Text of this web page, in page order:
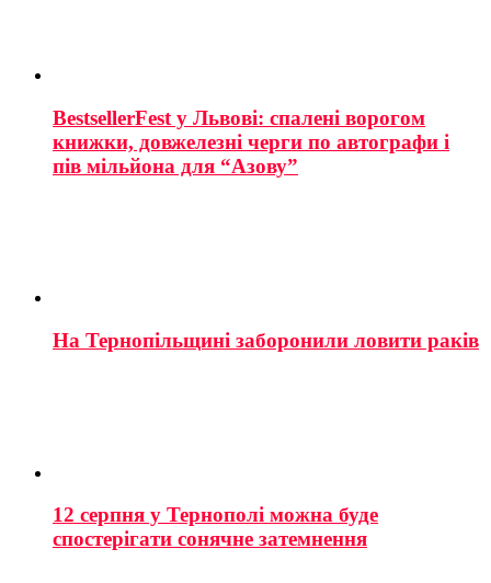
BestsellerFest у Львові: спалені ворогом
книжки, довжелезні черги по автографи і
пів мільйона для “Азову”
На Тернопільщині заборонили ловити раків
12 серпня у Тернополі можна буде
спостерігати сонячне затемнення